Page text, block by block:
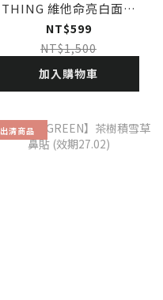
THING 維他命亮白面膜
1+1組
NT$599
NT$1,500
加入購物車
出清商品